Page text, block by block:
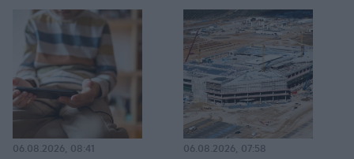
06.08.2026, 08:41 06.08.2026, 07:58